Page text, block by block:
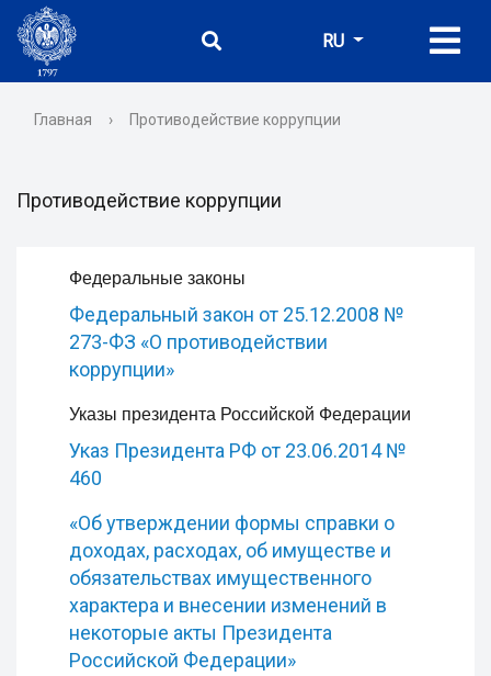
RU
Главная › Противодействие коррупции
Противодействие коррупции
Федеральные законы
Федеральный закон от 25.12.2008 №
273-ФЗ «О противодействии
коррупции»
Указы президента Российской Федерации
Указ Президента РФ от 23.06.2014 №
460
«Об утверждении формы справки о
доходах, расходах, об имуществе и
обязательствах имущественного
характера и внесении изменений в
некоторые акты Президента
Российской Федерации»